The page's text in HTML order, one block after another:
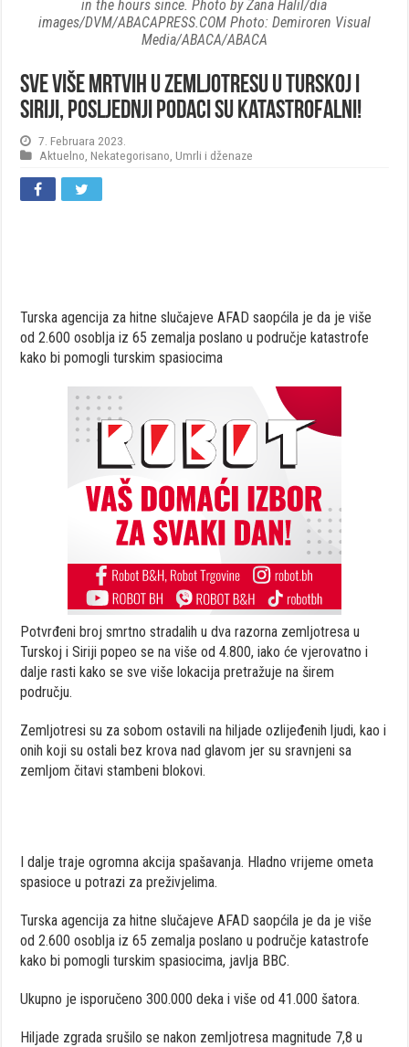
in the hours since. Photo by Zana Halil/dia
images/DVM/ABACAPRESS.COM Photo: Demiroren Visual
Media/ABACA/ABACA
Sve više mrtvih u zemljotresu u Turskoj i
Siriji, posljednji podaci su katastrofalni!
7. Februara 2023.
Aktuelno Nekategorisano Umrli i dženaze
Turska agencija za hitne slučajeve AFAD saopćila je da je više
od 2.600 osoblja iz 65 zemalja poslano u područje katastrofe
kako bi pomogli turskim spasiocima
Potvrđeni broj smrtno stradalih u dva razorna zemljotresa u
Turskoj i Siriji popeo se na više od 4.800, iako će vjerovatno i
dalje rasti kako se sve više lokacija pretražuje na širem
području.
Zemljotresi su za sobom ostavili na hiljade ozlijeđenih ljudi, kao i
onih koji su ostali bez krova nad glavom jer su sravnjeni sa
zemljom čitavi stambeni blokovi.
I dalje traje ogromna akcija spašavanja. Hladno vrijeme ometa
spasioce u potrazi za preživjelima.
Turska agencija za hitne slučajeve AFAD saopćila je da je više
od 2.600 osoblja iz 65 zemalja poslano u područje katastrofe
kako bi pomogli turskim spasiocima, javlja BBC.
Ukupno je isporučeno 300.000 deka i više od 41.000 šatora.
Hiljade zgrada srušilo se nakon zemljotresa magnitude 7,8 u